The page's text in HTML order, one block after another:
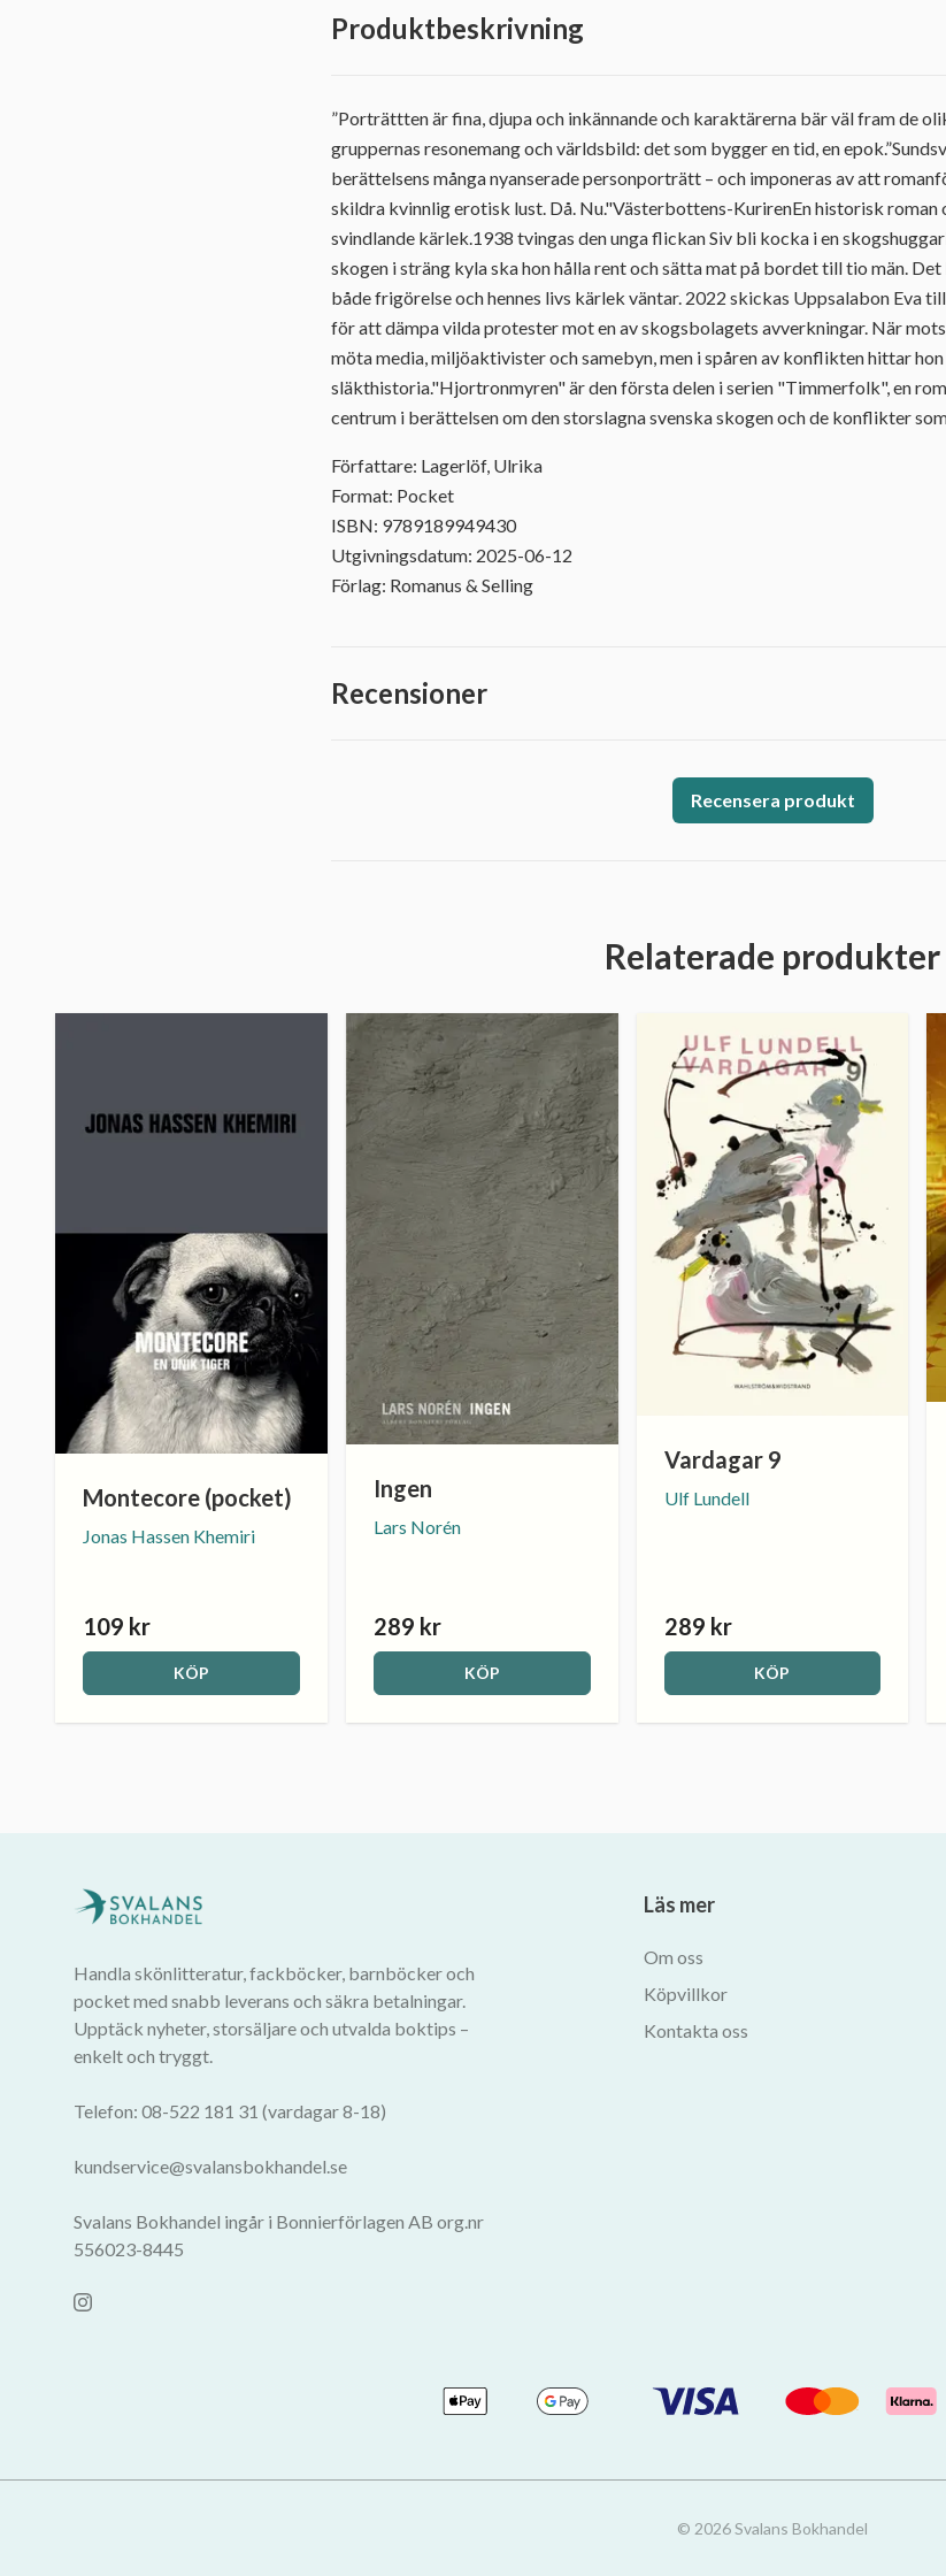
Produktbeskrivning
”Porträttten är fina, djupa och inkännande och karaktärerna bär väl fram de
gruppernas resonemang och världsbild: det som bygger en tid, en
berättelsens många nyanserade personporträtt – och imponeras av att
skildra kvinnlig erotisk lust. Då. Nu."Västerbottens-KurirenEn historisk roman
svindlande kärlek.1938 tvingas den unga flickan Siv bli kocka i en
skogen i sträng kyla ska hon hålla rent och sätta mat på bordet till tio män.
både frigörelse och hennes livs kärlek väntar. 2022 skickas Uppsalabon Eva
för att dämpa vilda protester mot en av skogsbolagets avverkningar. När
möta media, miljöaktivister och samebyn, men i spåren av konflikten hittar
släkthistoria."Hjortronmyren" är den första delen i serien "Timmerfolk", en
centrum i berättelsen om den storslagna svenska skogen och de konflikter
Författare: Lagerlöf, Ulrika
Format: Pocket
ISBN: 9789189949430
Utgivningsdatum: 2025-06-12
Förlag: Romanus & Selling
Recensioner
Recensera produkt
Relaterade produkter
Montecore (pocket)
Jonas Hassen Khemiri
109 kr
KÖP
Ingen
Lars Norén
289 kr
KÖP
Vardagar 9
Ulf Lundell
289 kr
KÖP
Handla skönlitteratur, fackböcker, barnböcker och
pocket med snabb leverans och säkra betalningar.
Upptäck nyheter, storsäljare och utvalda boktips –
enkelt och tryggt.
Telefon: 08-522 181 31 (vardagar 8-18)
kundservice@svalansbokhandel.se
Svalans Bokhandel ingår i Bonnierförlagen AB org.nr
556023-8445
Läs mer
Om oss
Köpvillkor
Kontakta oss
© 2026 Svalans Bokhandel